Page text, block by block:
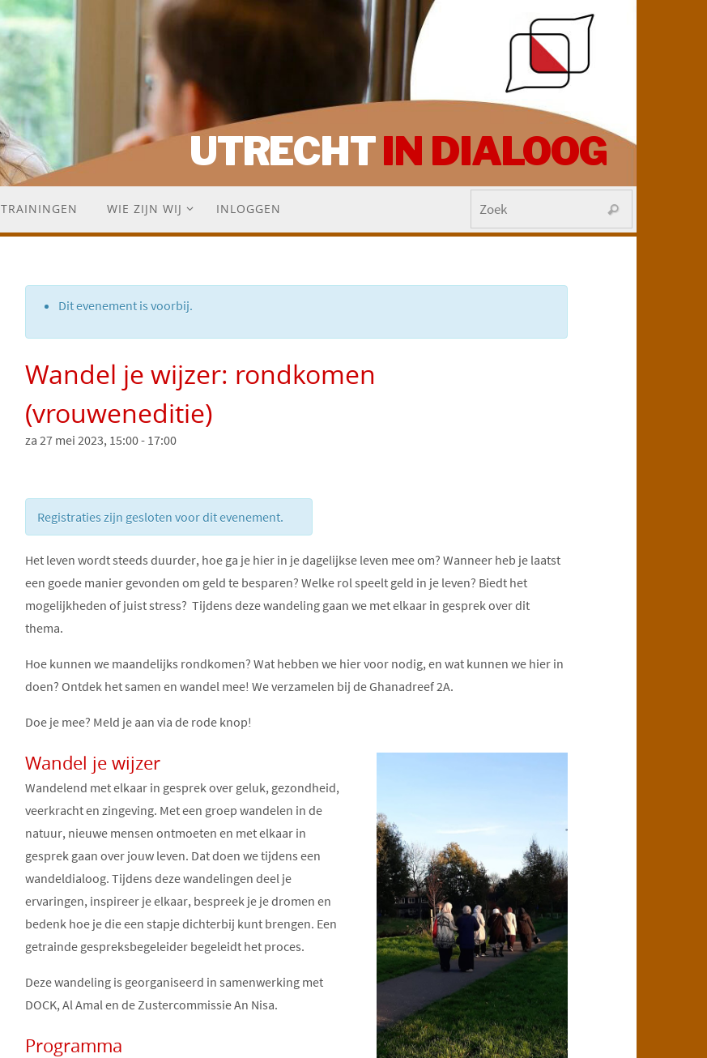
UTRECHTIN DIALOOG
TRAININGEN WIE ZIJN WIJ INLOGGEN
Dit evenement is voorbij.
Wandel je wijzer: rondkomen
(vrouweneditie)
za 27 mei 2023, 15:00- 17:00
Registraties zijn gesloten voor dit evenement.
Het leven wordt steeds duurder, hoe ga je hier in je dagelijkse leven mee om? Wanneer heb je laatst
een goede manier gevonden om geld te besparen? Welke rol speelt geld in je leven? Biedt het
mogelijkheden of juist stress? Tijdens deze wandeling gaan we met elkaar in gesprek over dit
thema.
Hoe kunnen we maandelijks rondkomen? Wat hebben we hier voor nodig, en wat kunnen we hier in
doen? Ontdek het samen en wandel mee! We verzamelen bij de Ghanadreef 2A.
Doe je mee? Meld je aan via de rode knop!
Wandel je wijzer
Wandelend met elkaar in gesprek over geluk, gezondheid,
veerkracht en zingeving. Met een groep wandelen in de
natuur, nieuwe mensen ontmoeten en met elkaar in
gesprek gaan over jouw leven. Dat doen we tijdens een
wandeldialoog. Tijdens deze wandelingen deel je
ervaringen, inspireer je elkaar, bespreek je je dromen en
bedenk hoe je die een stapje dichterbij kunt brengen. Een
getrainde gespreksbegeleider begeleidt het proces.
Deze wandeling is georganiseerd in samenwerking met
DOCK, Al Amal en de Zustercommissie An Nisa.
Programma